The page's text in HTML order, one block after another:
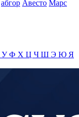
абгор Авесто Марс
УФ Х Ц Ч Ш Э Ю Я